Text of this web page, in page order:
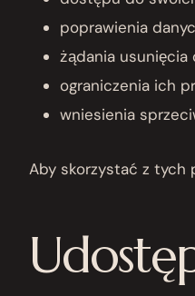
poprawienia
żądania usunięcia
ograniczenia ich
wniesienia
Aby skorzystać z tych